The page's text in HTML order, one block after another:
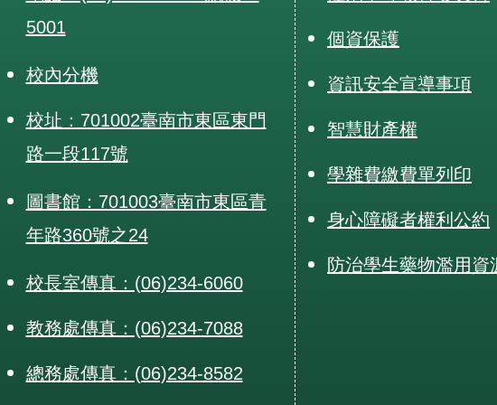
5001
校內分機
校址：701002臺南市東區東門
路一段117號
圖書館：701003臺南市東區青
年路360號之24
校長室傳真：(06)234-6060
教務處傳真：(06)234-7088
總務處傳真：(06)234-8582
個資保護
資訊安全宣導事項
智慧財產權
學雜費繳費單列印
身心障礙者權利公約
防治學生藥物濫用資